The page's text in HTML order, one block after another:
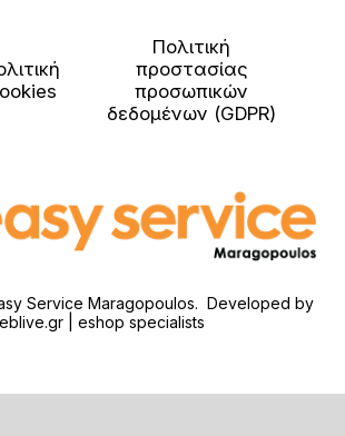
Πολιτική
προστασίας
προσωπικών
δεδομένων (GDPR)
Service Maragopoulos. Developed by
| eshop specialists